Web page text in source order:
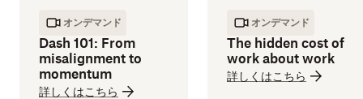
オンデマンド
Dash 101: From
misalignment to
momentum
詳しくはこちら
オンデマンド
The hidden cost of
work about work
詳しくはこちら